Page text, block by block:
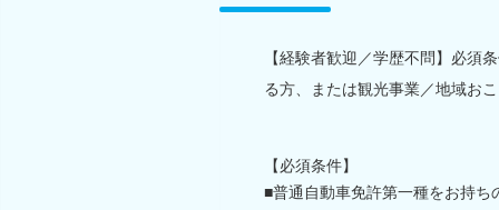
【経験者歓迎／学歴不問】必須
る方、または観光事業／地域お
【必須条件】
■普通自動車免許第一種をお持ち